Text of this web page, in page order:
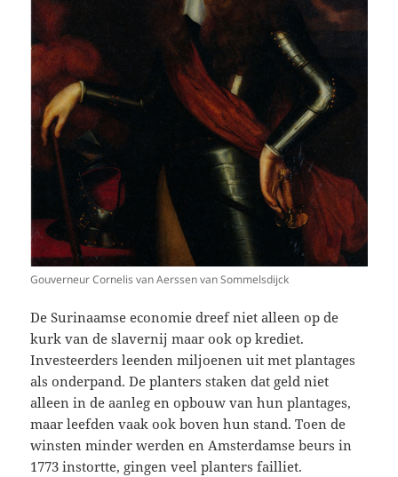
Gouverneur Cornelis van Aerssen van Sommelsdijck
De Surinaamse economie dreef niet alleen op de
kurk van de slavernij maar ook op krediet.
Investeerders leenden miljoenen uit met plantages
als onderpand. De planters staken dat geld niet
alleen in de aanleg en opbouw van hun plantages,
maar leefden vaak ook boven hun stand. Toen de
winsten minder werden en Amsterdamse beurs in
1773 instortte, gingen veel planters failliet.